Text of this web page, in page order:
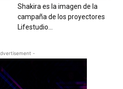
Shakira es la imagen de la
campaña de los proyectores
Lifestudio...
-